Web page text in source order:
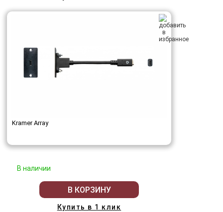
Kramer Array
В наличии
В КОРЗИНУ
Купить в 1 клик